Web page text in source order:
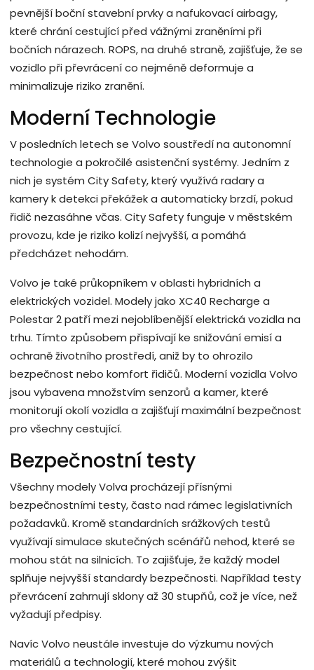
pevnější boční stavební prvky a nafukovací airbagy,
které chrání cestující před vážnými zraněními při
bočních nárazech. ROPS, na druhé straně, zajišťuje, že se
vozidlo při převrácení co nejméně deformuje a
minimalizuje riziko zranění.
Moderní Technologie
V posledních letech se Volvo soustředí na autonomní
technologie a pokročilé asistenční systémy. Jedním z
nich je systém City Safety, který využívá radary a
kamery k detekci překážek a automaticky brzdí, pokud
řidič nezasáhne včas. City Safety funguje v městském
provozu, kde je riziko kolizí nejvyšší, a pomáhá
předcházet nehodám.
Volvo je také průkopníkem v oblasti hybridních a
elektrických vozidel. Modely jako XC40 Recharge a
Polestar 2 patří mezi nejoblíbenější elektrická vozidla na
trhu. Tímto způsobem přispívají ke snižování emisí a
ochraně životního prostředí, aniž by to ohrozilo
bezpečnost nebo komfort řidičů. Moderní vozidla Volvo
jsou vybavena množstvím senzorů a kamer, které
monitorují okolí vozidla a zajišťují maximální bezpečnost
pro všechny cestující.
Bezpečnostní testy
Všechny modely Volva procházejí přísnými
bezpečnostními testy, často nad rámec legislativních
požadavků. Kromě standardních srážkových testů
využívají simulace skutečných scénářů nehod, které se
mohou stát na silnicích. To zajišťuje, že každý model
splňuje nejvyšší standardy bezpečnosti. Například testy
převrácení zahrnují sklony až 30 stupňů, což je více, než
vyžadují předpisy.
Navíc Volvo neustále investuje do výzkumu nových
materiálů a technologií, které mohou zvýšit